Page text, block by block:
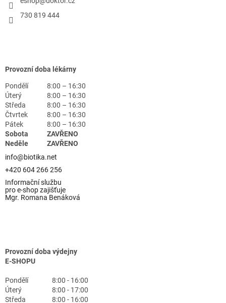
730 819 444
Provozní doba lékárny
Pondělí
8:00 – 16:30
Úterý
8:00 – 16:30
Středa
8:00 – 16:30
Čtvrtek
8:00 – 16:30
Pátek
8:00 – 16:30
Sobota
ZAVŘENO
Neděle
ZAVŘENO
info@biotika.net
+420 604 266 256
Informační službu
pro e-shop zajišťuje
Mgr. Romana Benáková
Provozní doba výdejny
E-SHOPU
Pondělí
8:00 - 16:00
Úterý
8:00 - 17:00
Středa
8:00 - 16:00